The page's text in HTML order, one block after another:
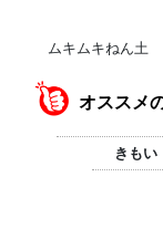
ムキムキねん土
オススメ
きもい